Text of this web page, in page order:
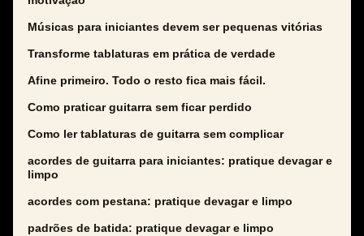
Músicas para iniciantes devem ser pequenas vitórias
Transforme tablaturas em prática de verdade
Afine primeiro. Todo o resto fica mais fácil.
Como praticar guitarra sem ficar perdido
Como ler tablaturas de guitarra sem complicar
acordes de guitarra para iniciantes: pratique devagar e
limpo
acordes com pestana: pratique devagar e limpo
padrões de batida: pratique devagar e limpo